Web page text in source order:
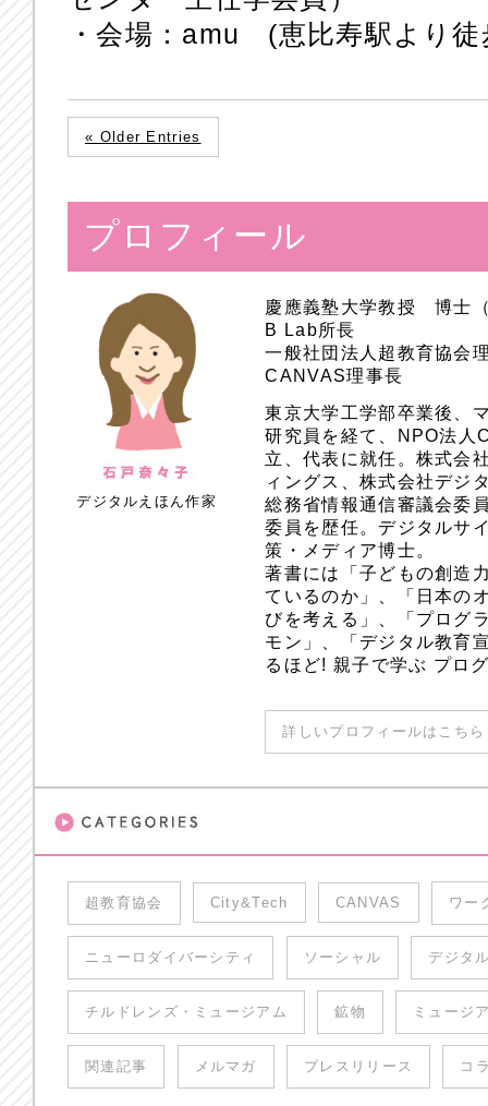
・会場：amu (恵比寿駅より徒
« Older Entries
プロフィール
デジタルえほん作家
慶應義塾大学教授 博士
B Lab所長
一般社団法人超教育協会
CANVAS理事長
東京大学工学部卒業後、
研究員を経て、NPO法人
立、代表に就任。株式会
ィングス、株式会社デジ
総務省情報通信審議会委
委員を歴任。デジタルサ
策・メディア博士。
著書には「子どもの創造
ているのか」、「日本の
びを考える」、「プログ
モン」、「デジタル教育
るほど! 親子で学ぶ プロ
詳しいプロフィールはこち
超教育協会 City&Tech CANVAS ワー
ニューロダイバーシティ ソーシャル デジタ
チルドレンズ・ミュージアム 鉱物 ミュージ
関連記事 メルマガ プレスリリース コ